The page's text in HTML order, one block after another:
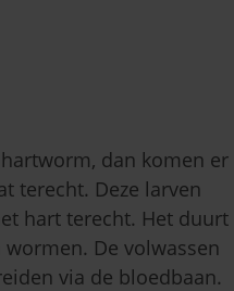
dan komen er
terecht. Deze larven
hart terecht. Het duurt
De volwassen
via de bloedbaan.